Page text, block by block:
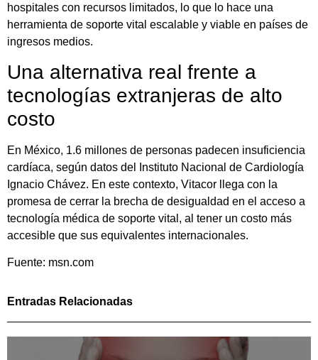
hospitales con recursos limitados, lo que lo hace una
herramienta de soporte vital escalable y viable en países de
ingresos medios.
Una alternativa real frente a
tecnologías extranjeras de alto
costo
En México, 1.6 millones de personas padecen insuficiencia
cardíaca, según datos del Instituto Nacional de Cardiología
Ignacio Chávez. En este contexto, Vitacor llega con la
promesa de cerrar la brecha de desigualdad en el acceso a
tecnología médica de soporte vital, al tener un costo más
accesible que sus equivalentes internacionales.
Fuente: msn.com
Entradas Relacionadas